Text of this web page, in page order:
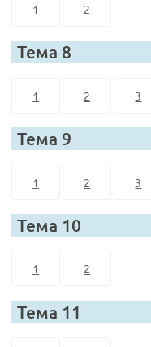
1 2
Тема 8
1 2 3
Тема 9
1 2 3
Тема 10
1 2
Тема 11